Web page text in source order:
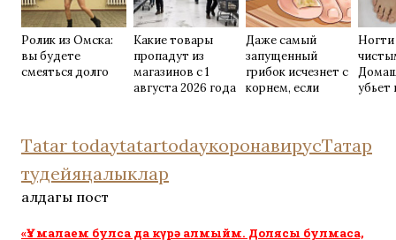
Ролик из Омска:
вы будете
смеяться долго
Какие товары
пропадут из
магазинов с 1
августа 2026 года
Даже самый
запущенный
грибок исчезнет с
корнем, если
убьет
Tatar todaytatartodayкоронавирусТатар
тудейяңалыклар
алдагы пост
«Үз малаем булса да күрә алмыйм. Долясы булмаса,